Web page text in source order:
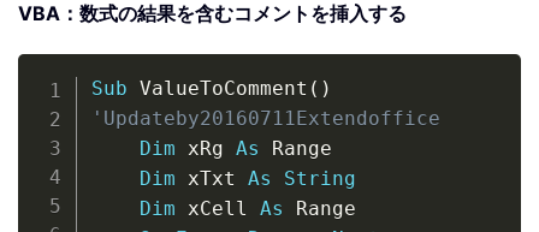
VBA：数式の結果を含むコメントを挿入する
Sub ValueToComment ( )
'Updateby20160711Extendoffice
Dim xRg As Range
Dim xTxt As
String
Dim xCell As Range